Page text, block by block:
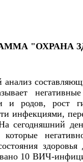
"ОХРАНА
и родов, рост
инфекциями,
сегодняшний
которые
10 ВИЧ-